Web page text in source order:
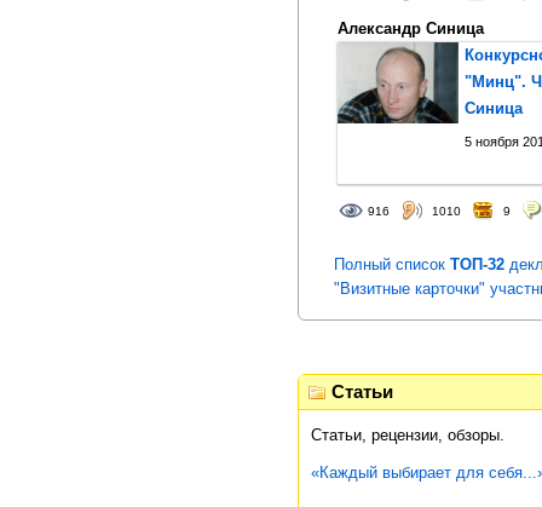
Александр Синица
"Минц".
Синица
5 ноября
916 1010 9
Полный список ТОП-32
"Визитные карточки"
Статьи
Статьи, рецензии, обзоры.
«Каждый выбирает для